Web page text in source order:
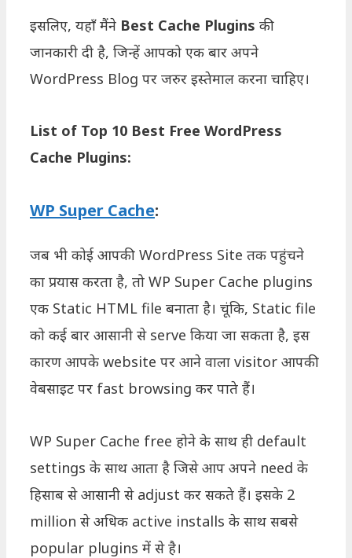
इसलिए, यहाँ मैंने Best Cache Plugins की
जानकारी दी है, जिन्हें आपको एक बार अपने
WordPress Blog पर जरुर इस्तेमाल करना चाहिए।
List of Top 10 Best Free WordPress
Cache Plugins:
WP Super Cache:
जब भी कोई आपकी WordPress Site तक पहुंचने
का प्रयास करता है, तो WP Super Cache plugins
एक Static HTML file बनाता है। चूंकि, Static file
को कई बार आसानी से serve किया जा सकता है, इस
कारण आपके website पर आने वाला visitor आपकी
वेबसाइट पर fast browsing कर पाते हैं।
WP Super Cache free होने के साथ ही default
settings के साथ आता है जिसे आप अपने need के
हिसाब से आसानी से adjust कर सकते हैं। इसके 2
million से अधिक active installs के साथ सबसे
popular plugins में से है।